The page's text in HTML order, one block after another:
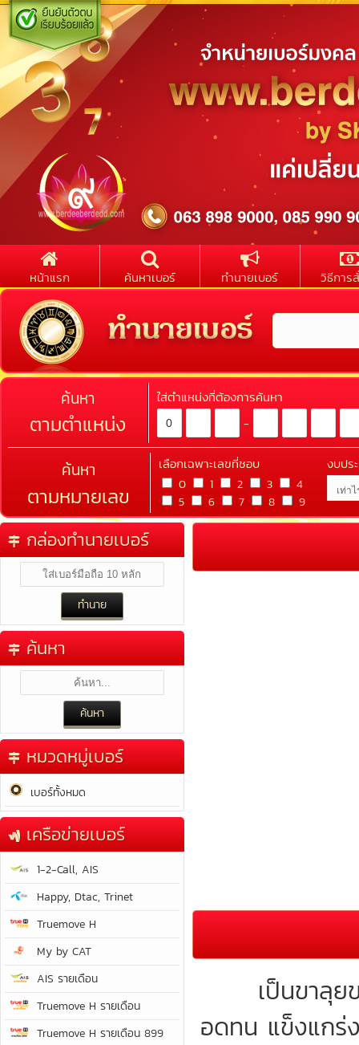
หน้าแรก ค้นหาเบอร์ ทำนายเบอร์ วิธีการ
ค้นหา
ตามตำแหน่ง
ใส่ตำแหน่งที่ต้องการค้นหา
-
ค้นหา
ตามหมายเลข
เลือกเฉพาะเลขที่ชอบ
0 1 2 3
4
5
6 7 8 9
งบปร
กล่องทำนายเบอร์
ค้นหา
หมวดหมู่เบอร์
เบอร์ทั้งหมด
เครือข่ายเบอร์
1-2-Call, AIS
Happy, Dtac, Trinet
Truemove H
My by CAT
AIS รายเดือน
Truemove H รายเดือน
Truemove H รายเดือน 899
เป็นขาลุยขอ
อดทน แข็งแกร่